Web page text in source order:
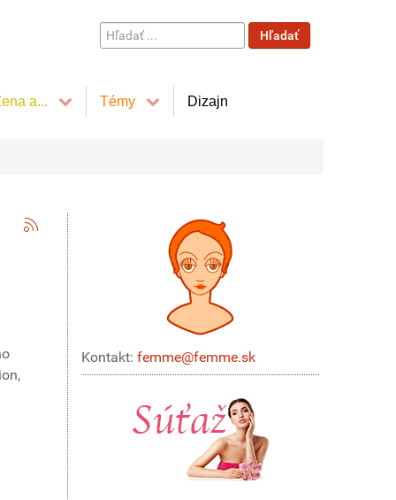
Hľadať
...
Hľadať
a... Témy Dizajn
Kontakt: femme@femme.sk